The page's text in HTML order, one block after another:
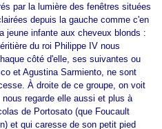
par la lumière des fenêtres situées
depuis la gauche comme c'en
jeune infante aux cheveux blonds :
du roi Philippe IV nous
côté d'elle, ses suivantes ou
et Agustina Sarmiento, ne sont
À droite de ce groupe, on voit
nous regarde elle aussi et plus à
de Portosato (que Foucault
et qui caresse de son petit pied